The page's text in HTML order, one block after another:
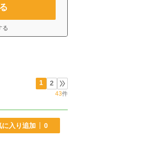
る
1 2
43件
に入り追加 0